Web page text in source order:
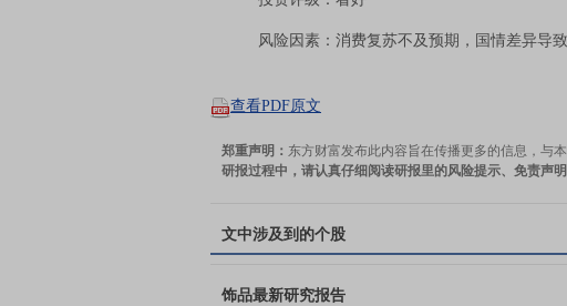
风险因素：消费复苏不及预期，国情差异导致
查看PDF原文
郑重声明： 东方财富发布此内容旨在传播更多的信息，与
研报过程中，请认真仔细阅读研报里的风险提示、免责声
文中涉及到的个股
饰品最新研究报告